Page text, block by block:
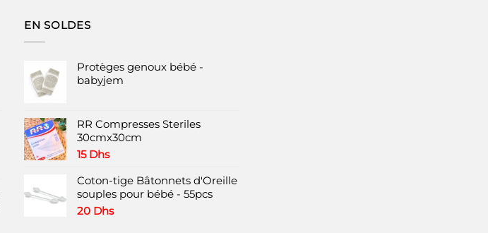
EN SOLDES
Protèges genoux bébé -
babyjem
RR Compresses Steriles
30cmx30cm
15 Dhs
Coton-tige Bâtonnets d'Oreille
souples pour bébé - 55pcs
20 Dhs